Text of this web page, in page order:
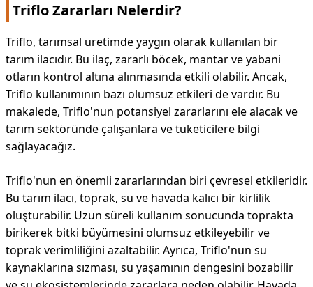
Triflo Zararları Nelerdir?
Triflo, tarımsal üretimde yaygın olarak kullanılan bir
tarım ilacıdır. Bu ilaç, zararlı böcek, mantar ve yabani
otların kontrol altına alınmasında etkili olabilir. Ancak,
Triflo kullanımının bazı olumsuz etkileri de vardır. Bu
makalede, Triflo'nun potansiyel zararlarını ele alacak ve
tarım sektöründe çalışanlara ve tüketicilere bilgi
sağlayacağız.
Triflo'nun en önemli zararlarından biri çevresel etkileridir.
Bu tarım ilacı, toprak, su ve havada kalıcı bir kirlilik
oluşturabilir. Uzun süreli kullanım sonucunda toprakta
birikerek bitki büyümesini olumsuz etkileyebilir ve
toprak verimliliğini azaltabilir. Ayrıca, Triflo'nun su
kaynaklarına sızması, su yaşamının dengesini bozabilir